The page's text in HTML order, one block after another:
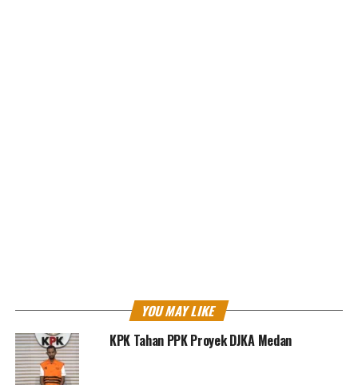
YOU MAY LIKE
KPK Tahan PPK Proyek DJKA Medan